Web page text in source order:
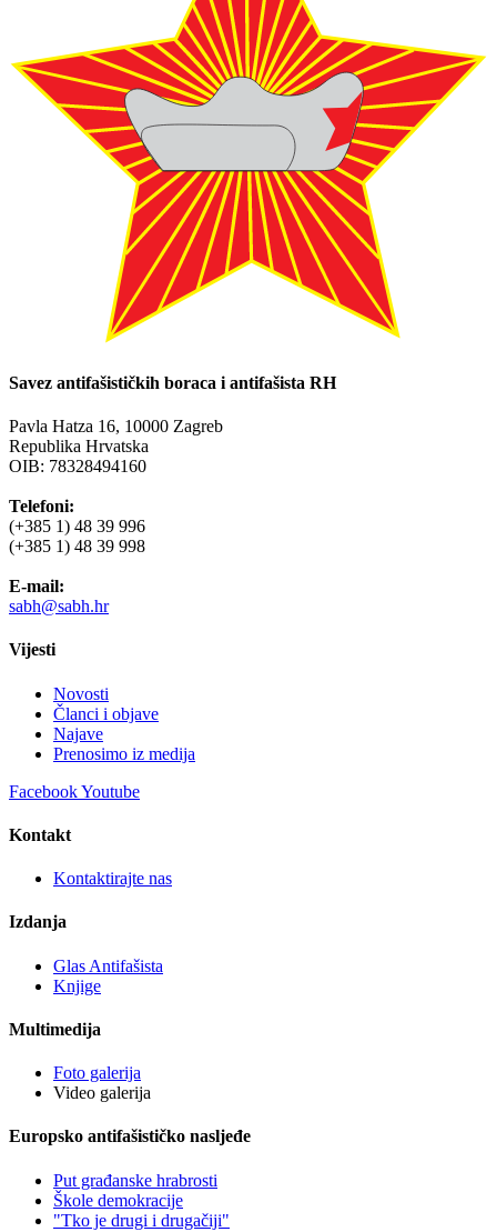
Savez antifašističkih boraca i antifašista RH
Pavla Hatza 16, 10000 Zagreb
Republika Hrvatska
OIB: 78328494160
Telefoni:
(+385 1) 48 39 996
(+385 1) 48 39 998
E-mail:
sabh@sabh.hr
Vijesti
Novosti
Članci i objave
Najave
Prenosimo iz medija
FacebookYoutube
Kontakt
Kontaktirajte nas
Izdanja
Glas Antifašista
Knjige
Multimedija
Foto galerija
Video galerija
Europsko antifašističko nasljeđe
Put građanske hrabrosti
Škole demokracije
"Tko je drugi i drugačiji"